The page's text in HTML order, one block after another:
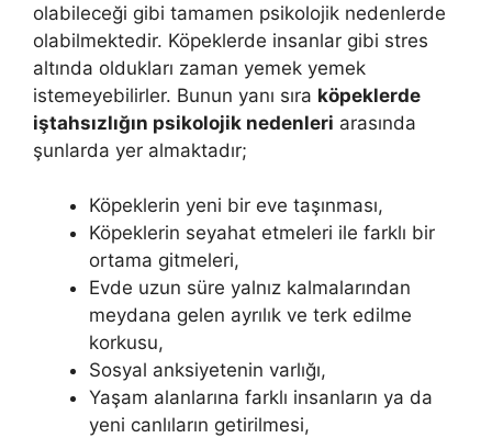
olabileceği gibi tamamen psikolojik nedenlerde
olabilmektedir. Köpeklerde insanlar gibi stres
altında oldukları zaman yemek yemek
istemeyebilirler. Bunun yanı sıra köpeklerde
iştahsızlığın psikolojik nedenleri arasında
şunlarda yer almaktadır;
Köpeklerin yeni bir eve taşınması,
Köpeklerin seyahat etmeleri ile farklı bir
ortama gitmeleri,
Evde uzun süre yalnız kalmalarından
meydana gelen ayrılık ve terk edilme
korkusu,
Sosyal anksiyetenin varlığı,
Yaşam alanlarına farklı insanların ya da
yeni canlıların getirilmesi,